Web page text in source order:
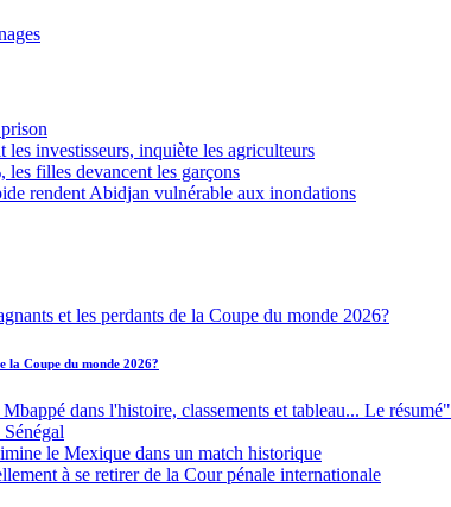
investisseurs, inquiète les agriculteurs
les filles devancent les garçons
rendent Abidjan vulnérable aux inondations
la Coupe du monde 2026?
dans l'histoire, classements et tableau... Le résumé"
le Mexique dans un match historique
à se retirer de la Cour pénale internationale